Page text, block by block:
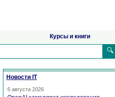
Курсы и книги
🔍
Новости IT
6 августа 2026